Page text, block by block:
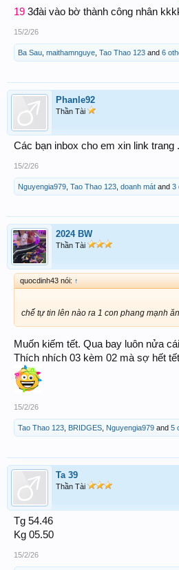
19 3đài vào bờ thành công nhân
15/2/26
Ba Sau maithamnguye Tao Thao 123 and 6
Phanle92
Thần Tài
Các bạn inbox cho em xin link trang
15/2/26
Nguyengia979 Tao Thao 123 doanh mát and 3
2024 BW
Thần Tài
quocdinh43 nói: ↑
chế tự tin lên nào ra 1 con phang mạnh
Muốn kiếm tết. Qua bay luôn nửa
Thích nhích 03 kèm 02 mà sợ hết
15/2/26
Tao Thao 123 BRIDGES Nguyengia979 and 5
Ta 39
Thần Tài
Tg 54.46
Kg 05.50
15/2/26